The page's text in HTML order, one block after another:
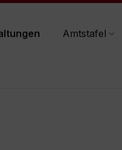
Amtstafel